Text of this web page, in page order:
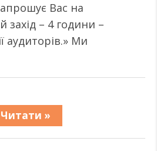
Вас на
захід – 4 години –
аудиторів.» Ми
Читати »